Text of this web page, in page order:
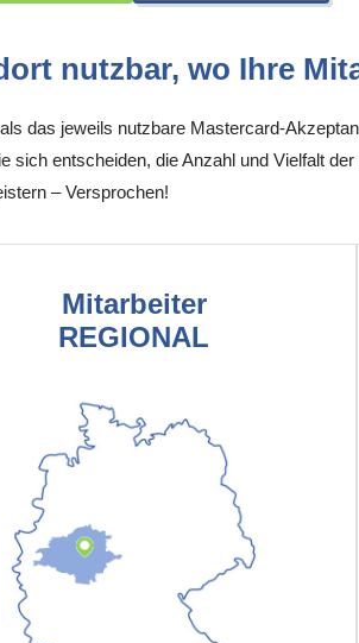
nutzbar, wo Ihre
das jeweils nutzbare Mastercard-
sich entscheiden, die Anzahl und Vielfalt
– Versprochen!
Mitarbeiter
REGIONAL